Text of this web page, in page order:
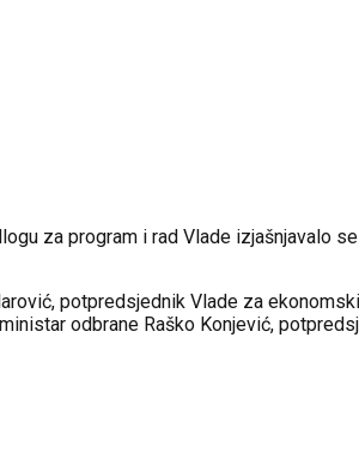
za program i rad Vlade izjašnjavalo
potpredsjednik Vlade za
odbrane Raško Konjević,